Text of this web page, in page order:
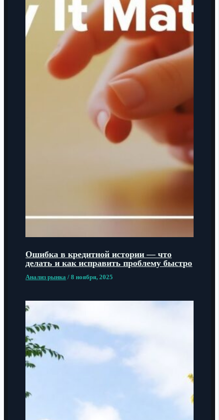
Ошибка в кредитной истории — что
делать и как исправить проблему быстро
Анализ рынка /8 ноября, 2025